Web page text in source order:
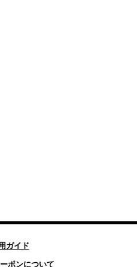
ガイド
ポンについて